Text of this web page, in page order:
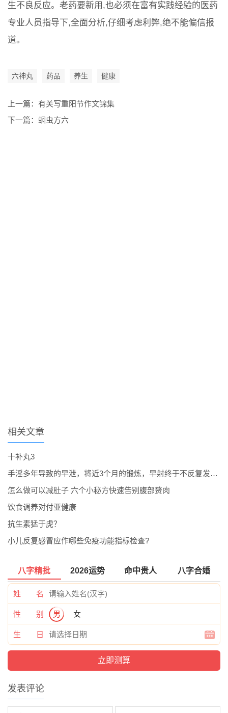
生不良反应。老药要新用,也必须在富有实践经验的医药
专业人员指导下,全面分析,仔细考虑利弊,绝不能偏信报
道。
六神丸 药品 养生 健康
上一篇： 有关写重阳节作文锦集
下一篇： 蛔虫方六
相关文章
十补丸3
手淫多年导致的早泄，将近3个月的锻炼，早射终于不反复发作了。
怎么做可以减肚子 六个小秘方快速告别腹部赘肉
饮食调养对付亚健康
抗生素猛于虎？
小儿反复感冒应作哪些免疫功能指标检查?
八字精批 2026运势 命中贵人 八字合婚
姓 名
性 别 男 女
生 日
发表评论